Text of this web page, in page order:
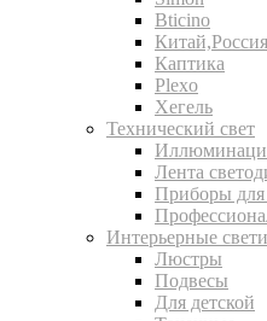
Bticino
Китай,Россия
Каптика
Plexo
Хегель
Технический свет
Лента
Приборы для
Интерьерные
Люстры
Подвесы
Для детской